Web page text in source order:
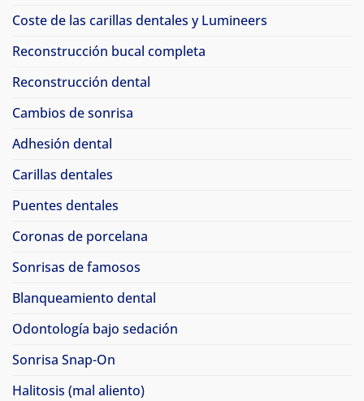
Coste de las carillas dentales y Lumineers
Reconstrucción bucal completa
Reconstrucción dental
Cambios de sonrisa
Adhesión dental
Carillas dentales
Puentes dentales
Coronas de porcelana
Sonrisas de famosos
Blanqueamiento dental
Odontología bajo sedación
Sonrisa Snap-On
Halitosis (mal aliento)